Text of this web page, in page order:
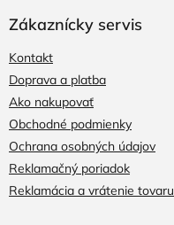
Zákaznícky servis
Kontakt
Doprava a platba
Ako nakupovať
Obchodné podmienky
Ochrana osobných údajov
Reklamačný poriadok
Reklamácia a vrátenie tovaru